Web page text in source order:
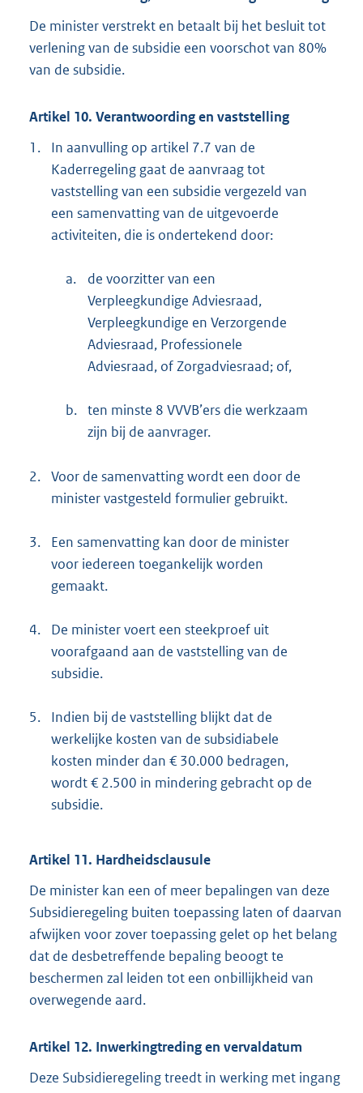
De minister verstrekt en betaalt bij het besluit tot
verlening van de subsidie een voorschot van 80%
van de subsidie.
Artikel 10. Verantwoording en vaststelling
1.
In aanvulling op artikel 7.7 van de
Kaderregeling gaat de aanvraag tot
vaststelling van een subsidie vergezeld van
een samenvatting van de uitgevoerde
activiteiten, die is ondertekend door:
a.
de voorzitter van een
Verpleegkundige Adviesraad,
Verpleegkundige en Verzorgende
Adviesraad, Professionele
Adviesraad, of Zorgadviesraad; of,
b. ten minste 8 VVVB’ers die werkzaam
zijn bij de aanvrager.
2. Voor de samenvatting wordt een door de
minister vastgesteld formulier gebruikt.
3.
Een samenvatting kan door de minister
voor iedereen toegankelijk worden
gemaakt.
4.
De minister voert een steekproef uit
voorafgaand aan de vaststelling van de
subsidie.
5.
Indien bij de vaststelling blijkt dat de
werkelijke kosten van de subsidiabele
kosten minder dan € 30.000 bedragen,
wordt € 2.500 in mindering gebracht op de
subsidie.
Artikel 11. Hardheidsclausule
De minister kan een of meer bepalingen van deze
Subsidieregeling buiten toepassing laten of daarvan
afwijken voor zover toepassing gelet op het belang
dat de desbetreffende bepaling beoogt te
beschermen zal leiden tot een onbillijkheid van
overwegende aard.
Artikel 12. Inwerkingtreding en vervaldatum
Deze Subsidieregeling treedt in werking met ingang